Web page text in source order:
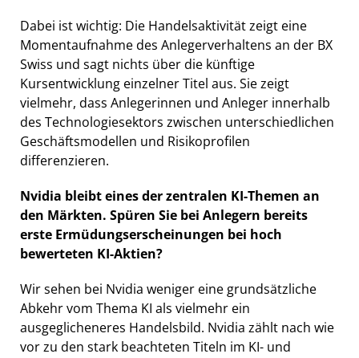
Dabei ist wichtig: Die Handelsaktivität zeigt eine
Momentaufnahme des Anlegerverhaltens an der BX
Swiss und sagt nichts über die künftige
Kursentwicklung einzelner Titel aus. Sie zeigt
vielmehr, dass Anlegerinnen und Anleger innerhalb
des Technologiesektors zwischen unterschiedlichen
Geschäftsmodellen und Risikoprofilen
differenzieren.
Nvidia bleibt eines der zentralen KI-Themen an
den Märkten. Spüren Sie bei Anlegern bereits
erste Ermüdungserscheinungen bei hoch
bewerteten KI-Aktien?
Wir sehen bei Nvidia weniger eine grundsätzliche
Abkehr vom Thema KI als vielmehr ein
ausgeglicheneres Handelsbild. Nvidia zählt nach wie
vor zu den stark beachteten Titeln im KI- und